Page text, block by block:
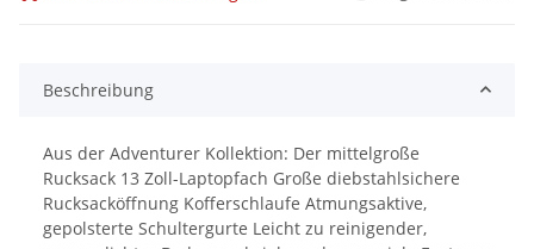
Beschreibung
Aus der Adventurer Kollektion: Der mittelgroße
Rucksack 13 Zoll-Laptopfach Große diebstahlsichere
Rucksacköffnung Kofferschlaufe Atmungsaktive,
gepolsterte Schultergurte Leicht zu reinigender,